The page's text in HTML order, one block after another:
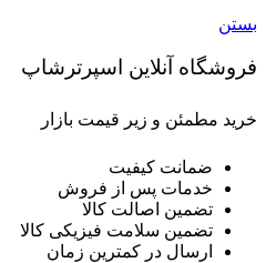
بستن
فروشگاه آنلاین اسپرترشاپ
خرید مطمئن و زیر قیمت بازار
ضمانت کیفیت
خدمات پس از فروش
تضمین اصالت کالا
تضمین سلامت فیزیکی کالا
ارسال در کمترین زمان